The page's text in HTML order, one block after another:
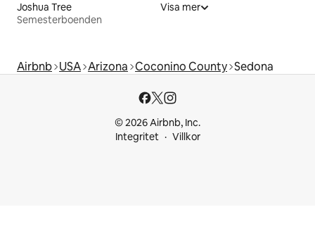
Joshua Tree
Semesterboenden
Visa mer
Airbnb USA Arizona Coconino County Sedona
© 2026 Airbnb, Inc.
Integritet
Villkor